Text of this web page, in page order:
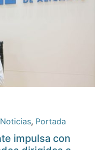
Noticias, Portada
impulsa con